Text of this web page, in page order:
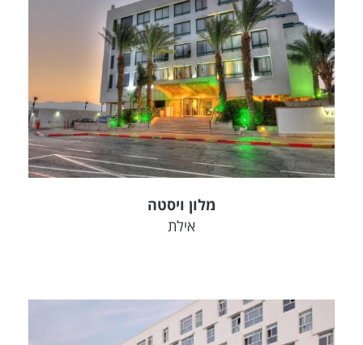
מלון ויסטה
אילת
צפה בפרויקט